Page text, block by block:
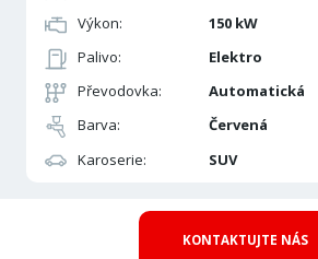
Výkon:
150 kW
Palivo:
Elektro
Převodovka:
Automatická
Barva:
Červená
Karoserie:
SUV
KONTAKTUJTE NÁS